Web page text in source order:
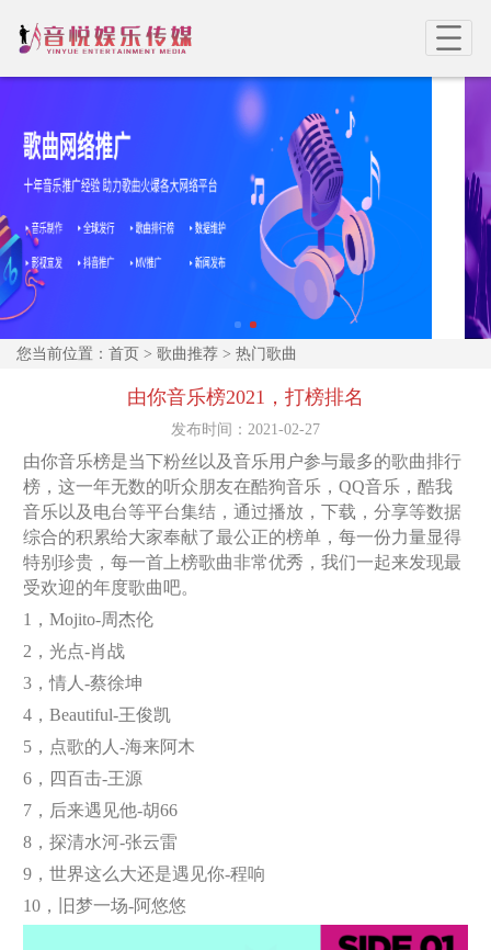
您当前位置： 首页> 歌曲推荐> 热门歌曲
由你音乐榜2021，打榜排名
发布时间： 2021-02-27
由你音乐榜是当下粉丝以及音乐用户参与最多的歌曲排行
榜，这一年无数的听众朋友在酷狗音乐，QQ音乐，酷我
音乐以及电台等平台集结，通过播放，下载，分享等数据
综合的积累给大家奉献了最公正的榜单，每一份力量显得
特别珍贵，每一首上榜歌曲非常优秀，我们一起来发现最
受欢迎的年度歌曲吧。
1，Mojito-周杰伦
2，光点-肖战
3，情人-蔡徐坤
4，Beautiful-王俊凯
5，点歌的人-海来阿木
6，四百击-王源
7，后来遇见他-胡66
8，探清水河-张云雷
9，世界这么大还是遇见你-程响
10，旧梦一场-阿悠悠